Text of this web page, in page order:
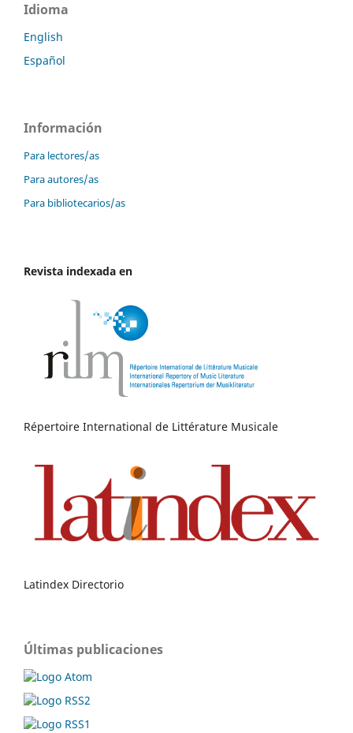
Idioma
English
Español
Información
Para lectores/as
Para autores/as
Para bibliotecarios/as
Revista indexada en
Répertoire International de Littérature Musicale
Latindex Directorio
Últimas publicaciones